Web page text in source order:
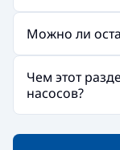
Можно ли
Чем этот
насосов?